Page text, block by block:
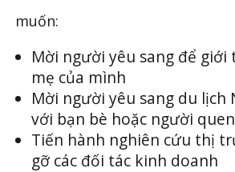
muốn:
Mời người yêu sang để giới
mẹ của mình
Mời người yêu sang du lịch
với bạn bè hoặc người quen
Tiến hành nghiên cứu thị
gỡ các đối tác kinh doanh